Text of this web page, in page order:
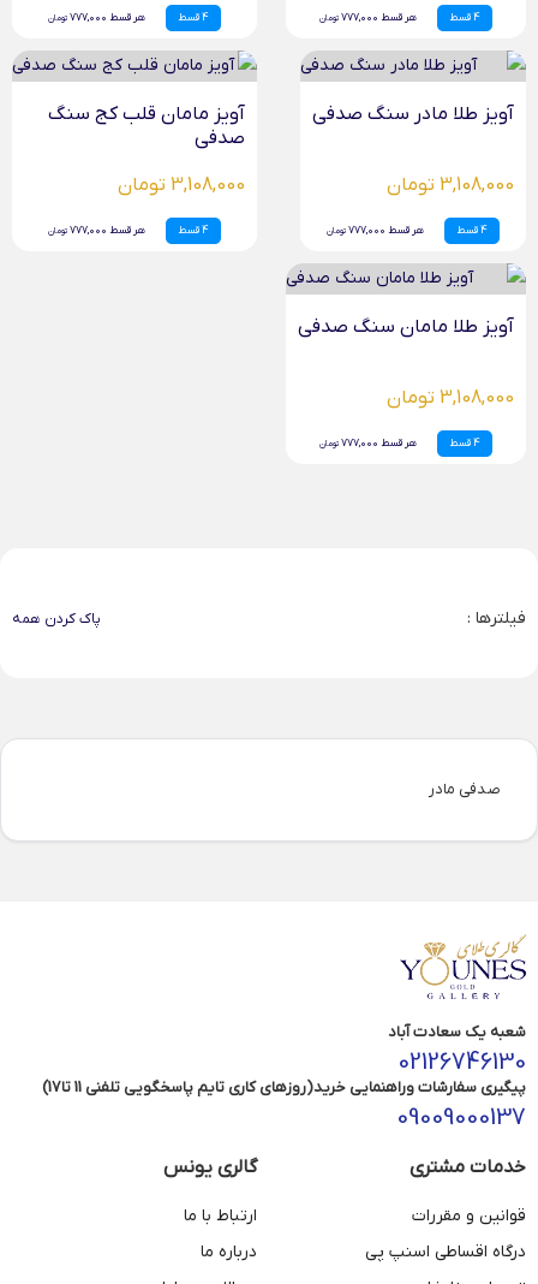
4 قسط هر قسط 777,000 تومان 4 قسط هر قسط 777,000 تومان
آویز طلا مادر سنگ صدفی
3,108,000 تومان
4 قسط هر قسط 777,000 تومان
آویز مامان قلب کج سنگ
صدفی
3,108,000 تومان
4 قسط هر قسط 777,000 تومان
آویز طلا مامان سنگ صدفی
3,108,000 تومان
4 قسط هر قسط 777,000 تومان
فیلترها : پاک کردن همه
صدفی مادر
شعبه یک سعادت آباد
02126746130
پیگیری سفارشات وراهنمایی خرید(روزهای کاری تایم پاسخگویی تلفنی 11 تا17)
09009000137
خدمات مشتری
قوانین و مقررات
درگاه اقساطی اسنپ پی
گالری یونس
ارتباط با ما
درباره ما